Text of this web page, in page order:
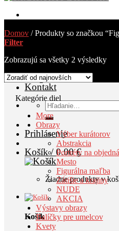
Diela
Výber kurátorov
Výstavy
Blog
Kontakt
Hľadať:
Prihlásenie
Košík /0.00€
Žiadne produkty v
Košík
Domov /Produkty so značkou
Filter
Zobrazujú sa všetky 2 výsledky
Kategórie diel
More
Obrazy
Výber kurátorov
Abstrakcia
Portréty na
Mesto
Figurálna maľba
Zátišie a krajiny
NUDE
AKCIA
Výstavy obrazy
Balíčky pre umelcov
Kvety